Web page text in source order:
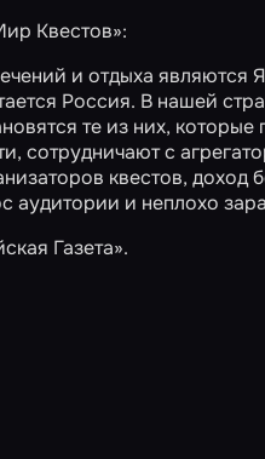
Квестов»:
и отдыха
Россия. В нашей
те из них, которые
сотрудничают с
квестов, доход
аудитории и неплохо
Газета».